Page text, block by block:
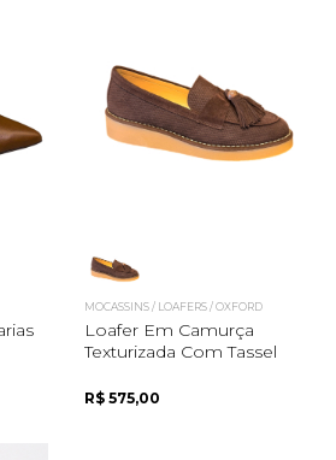
me cadastrar
MOCASSINS / LOAFERS / OXFORD
Loafer Em Camurça
Texturizada Com Tassel
R$ 575,00